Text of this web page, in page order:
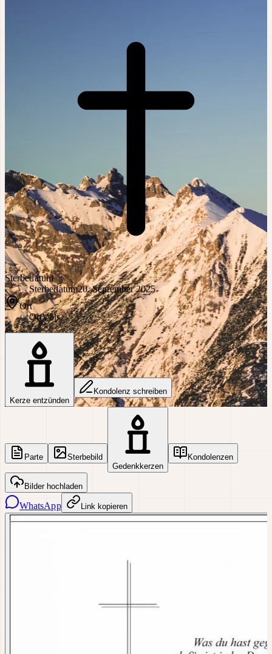
Sterbedatum
Sterbedatum20. September 2025
Ort
OrtVöls
Kerze entzünden
Kondolenz schreiben
Parte
Sterbebild
Gedenkkerzen
Kondolenzen
Bilder hochladen
WhatsApp Link kopieren